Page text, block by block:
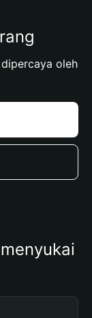
oleh